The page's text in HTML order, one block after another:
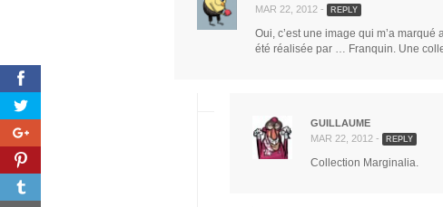
MAR 22, 2012 -
REPLY
Oui, c’est une image qui m’a
été réalisée par … Franquin. Une
GUILLAUME
MAR 22, 2012 -
REPLY
Collection Marginalia.